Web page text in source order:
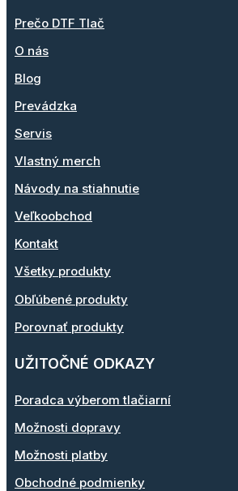
Prečo DTF Tlač
O nás
Blog
Prevádzka
Servis
Vlastný merch
Návody na stiahnutie
Veľkoobchod
Kontakt
Všetky produkty
Obľúbené produkty
Porovnať produkty
UŽITOČNÉ ODKAZY
Poradca výberom tlačiarní
Možnosti dopravy
Možnosti platby
Obchodné podmienky